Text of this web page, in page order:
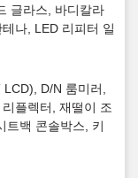
글라스, 바디칼라
나, LED 리피터 일
D/N 룸미러,
플렉터, 재떨이 조
트백 콘솔박스, 키